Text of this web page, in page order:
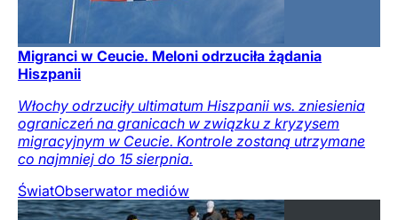
Migranci w Ceucie. Meloni odrzuciła żądania
Hiszpanii
Włochy odrzuciły ultimatum Hiszpanii ws. zniesienia
ograniczeń na granicach w związku z kryzysem
migracyjnym w Ceucie. Kontrole zostaną utrzymane
co najmniej do 15 sierpnia.
ŚwiatObserwator mediów